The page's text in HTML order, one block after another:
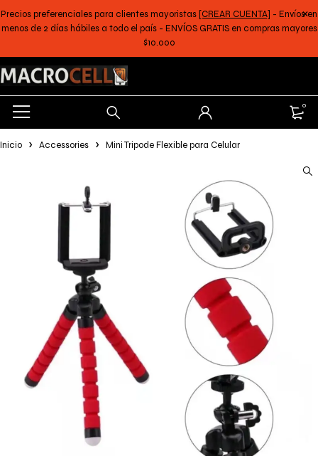
Precios preferenciales para clientes mayoristas [CREAR CUENTA] - Envíos en
menos de 2 días hábiles a todo el país - ENVÍOS GRATIS en compras mayores
$10.000
0
Inicio Accessories Mini Tripode Flexible para Celular